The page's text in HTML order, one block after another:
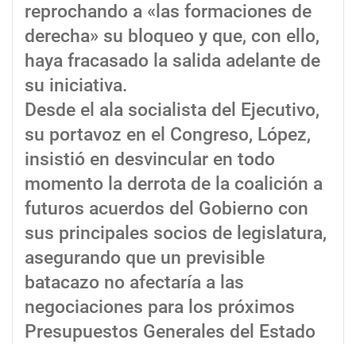
reprochando a «las formaciones de
derecha» su bloqueo y que, con ello,
haya fracasado la salida adelante de
su iniciativa.
Desde el ala socialista del Ejecutivo,
su portavoz en el Congreso, López,
insistió en desvincular en todo
momento la derrota de la coalición a
futuros acuerdos del Gobierno con
sus principales socios de legislatura,
asegurando que un previsible
batacazo no afectaría a las
negociaciones para los próximos
Presupuestos Generales del Estado